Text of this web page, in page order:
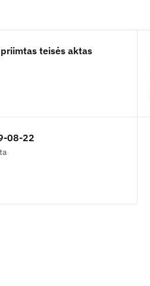
priimtas teisės aktas
08-22